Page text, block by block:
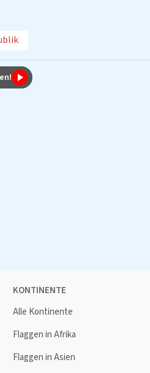
KONTINENTE
Alle Kontinente
Flaggen in Afrika
Flaggen in Asien